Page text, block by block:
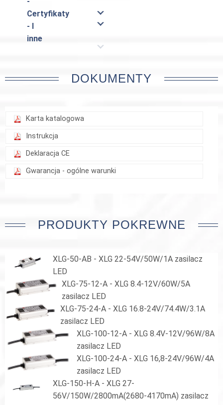
Certyfikaty
- I
inne
DOKUMENTY
Karta katalogowa
Instrukcja
Deklaracja CE
Gwarancja - ogólne warunki
PRODUKTY POKREWNE
XLG-50-AB - XLG 22-54V/50W/1A zasilacz
LED
XLG-75-12-A - XLG 8.4-12V/60W/5A
zasilacz LED
XLG-75-24-A - XLG 16.8-24V/74.4W/3.1A
zasilacz LED
XLG-100-12-A - XLG 8.4V-12V/96W/8A
zasilacz LED
XLG-100-24-A - XLG 16,8-24V/96W/4A
zasilacz LED
XLG-150-H-A - XLG 27-
56V/150W/2800mA(2680-4170mA) zasilacz